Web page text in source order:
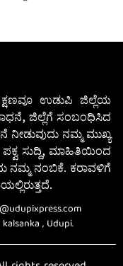
ಕ್ಷಣವೂ ಉಡುಪಿ ಜಿಲ್ಲೆಯ
ಜಿಲ್ಲೆಗೆ ಸಂಬಂಧಿಸಿದ
ನಮ್ಮ ಮುಖ್ಯ
ಸುದ್ದಿ, ಮಾಹಿತಿಯಿಂದ
ನಮ್ಮ ನಂಬಿಕೆ. ಕರಾವಳಿಗೆ
, Udupi.